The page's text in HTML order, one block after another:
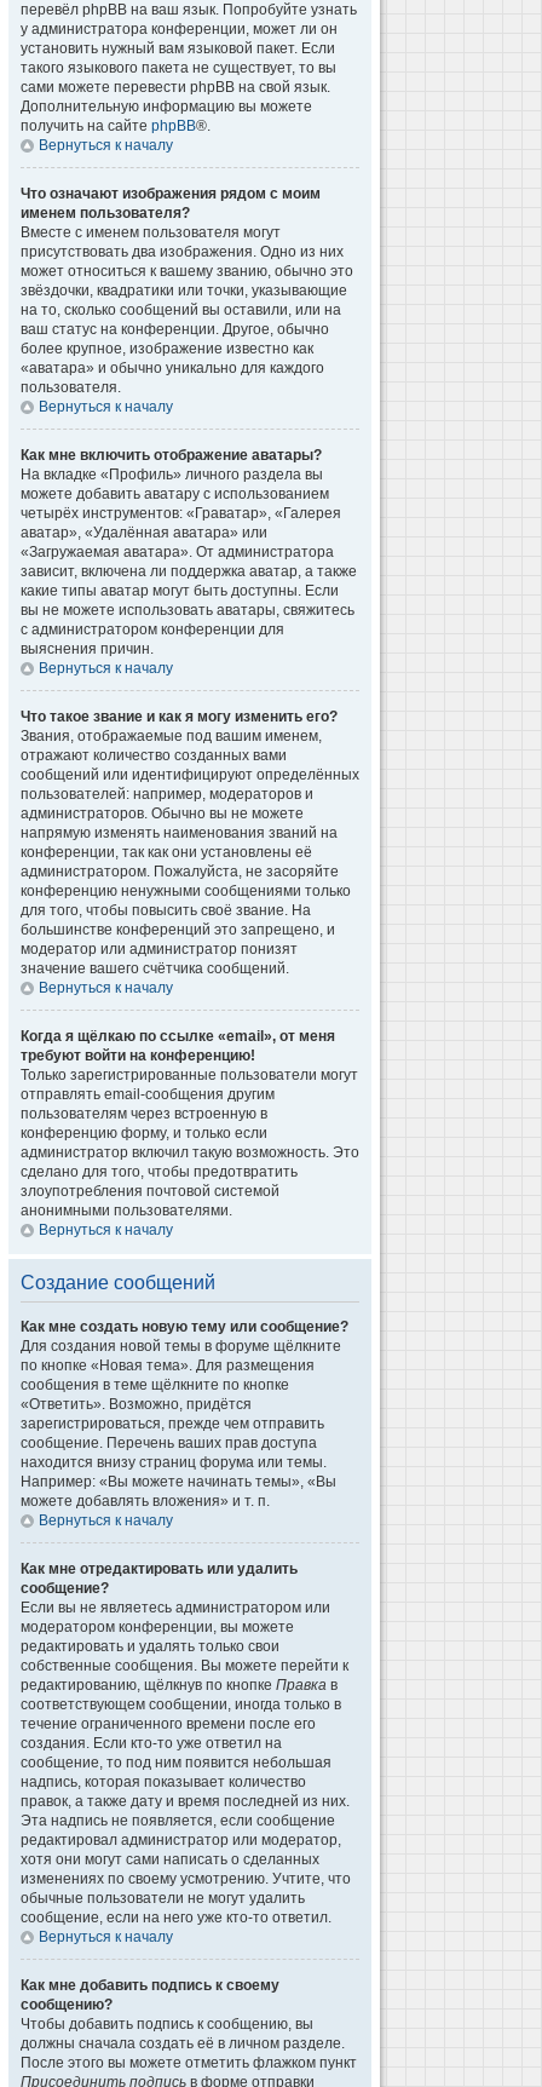
перевёл phpBB на ваш язык. Попробуйте узнать
у администратора конференции, может ли он
установить нужный вам языковой пакет. Если
такого языкового пакета не существует, то вы
сами можете перевести phpBB на свой язык.
Дополнительную информацию вы можете
получить на сайте phpBB®.
Вернуться к началу
Что означают изображения рядом с моим
именем пользователя?
Вместе с именем пользователя могут
присутствовать два изображения. Одно из них
может относиться к вашему званию, обычно это
звёздочки, квадратики или точки, указывающие
на то, сколько сообщений вы оставили, или на
ваш статус на конференции. Другое, обычно
более крупное, изображение известно как
«аватара» и обычно уникально для каждого
пользователя.
Вернуться к началу
Как мне включить отображение аватары?
На вкладке «Профиль» личного раздела вы
можете добавить аватару с использованием
четырёх инструментов: «Граватар», «Галерея
аватар», «Удалённая аватара» или
«Загружаемая аватара». От администратора
зависит, включена ли поддержка аватар, а также
какие типы аватар могут быть доступны. Если
вы не можете использовать аватары, свяжитесь
с администратором конференции для
выяснения причин.
Вернуться к началу
Что такое звание и как я могу изменить его?
Звания, отображаемые под вашим именем,
отражают количество созданных вами
сообщений или идентифицируют определённых
пользователей: например, модераторов и
администраторов. Обычно вы не можете
напрямую изменять наименования званий на
конференции, так как они установлены её
администратором. Пожалуйста, не засоряйте
конференцию ненужными сообщениями только
для того, чтобы повысить своё звание. На
большинстве конференций это запрещено, и
модератор или администратор понизят
значение вашего счётчика сообщений.
Вернуться к началу
Когда я щёлкаю по ссылке «email», от меня
требуют войти на конференцию!
Только зарегистрированные пользователи могут
отправлять email-сообщения другим
пользователям через встроенную в
конференцию форму, и только если
администратор включил такую возможность. Это
сделано для того, чтобы предотвратить
злоупотребления почтовой системой
анонимными пользователями.
Вернуться к началу
Создание сообщений
Как мне создать новую тему или сообщение?
Для создания новой темы в форуме щёлкните
по кнопке «Новая тема». Для размещения
сообщения в теме щёлкните по кнопке
«Ответить». Возможно, придётся
зарегистрироваться, прежде чем отправить
сообщение. Перечень ваших прав доступа
находится внизу страниц форума или темы.
Например: «Вы можете начинать темы», «Вы
можете добавлять вложения» и т. п.
Вернуться к началу
Как мне отредактировать или удалить
сообщение?
Если вы не являетесь администратором или
модератором конференции, вы можете
редактировать и удалять только свои
собственные сообщения. Вы можете перейти к
редактированию, щёлкнув по кнопке Правка в
соответствующем сообщении, иногда только в
течение ограниченного времени после его
создания. Если кто-то уже ответил на
сообщение, то под ним появится небольшая
надпись, которая показывает количество
правок, а также дату и время последней из них.
Эта надпись не появляется, если сообщение
редактировал администратор или модератор,
хотя они могут сами написать о сделанных
изменениях по своему усмотрению. Учтите, что
обычные пользователи не могут удалить
сообщение, если на него уже кто-то ответил.
Вернуться к началу
Как мне добавить подпись к своему
сообщению?
Чтобы добавить подпись к сообщению, вы
должны сначала создать её в личном разделе.
После этого вы можете отметить флажком пункт
Присоединить подпись в форме отправки